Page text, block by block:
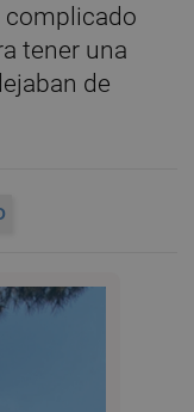
complicado
tener una
de